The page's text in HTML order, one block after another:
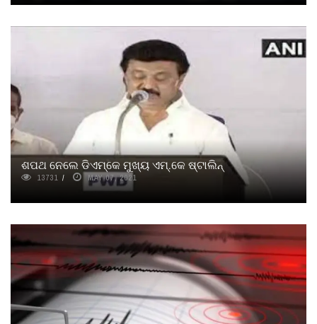
ଶପଥ ନେଲେ ଡିଏମ୍‌କେ ମୁଖ୍ୟ ଏମ୍‌.କେ ଷ୍ଟାଲିନ୍
13731 MAY 07, 2021